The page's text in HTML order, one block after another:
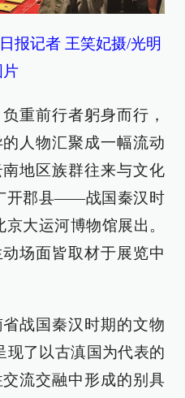
报记者 王笑妃摄/光明
片
重前行者躬身而行，
人物汇聚成一幅流动
地区族群往来与文化
开郡县——战国秦汉时
大运河博物馆展出。
场面皆取材于展览中
战国秦汉时期的文物
现了以古滇国为代表的
流交融中形成的别具